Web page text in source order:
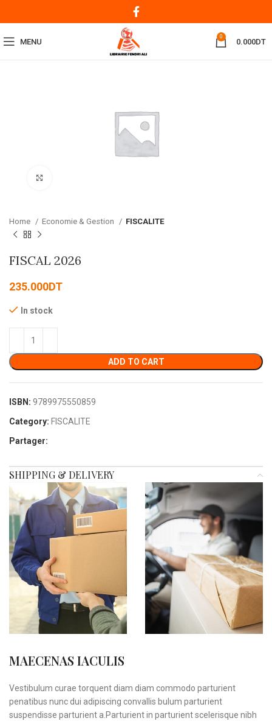
MENU
0
0.000DT
Home Economie & Gestion FISCALITE
FISCAL 2026
235.000DT
In stock
ADD TO CART
ISBN: 9789975550859
Category: FISCALITE
Partager:
SHIPPING & DELIVERY
MAECENAS IACULIS
Vestibulum curae torquent diam diam commodo parturient
penatibus nunc dui adipiscing convallis bulum parturient
suspendisse parturient a.Parturient in parturient scelerisque nibh